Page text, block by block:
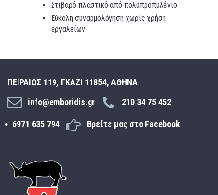
Στιβαρό πλαστικό από πολυπροπυλένιο
Εύκολη συναρμολόγηση χωρίς χρήση
εργαλείων
ΠΕΙΡΑΙΩΣ 119, ΓΚΑΖΙ 11854, ΑΘΗΝΑ
info@emboridis.gr
210 34 75 452
6971 635 794 Βρείτε μας στο Facebook